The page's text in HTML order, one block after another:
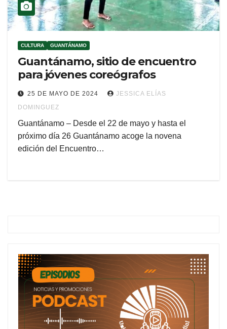
CULTURA GUANTÁNAMO
Guantánamo, sitio de encuentro
para jóvenes coreógrafos
25 DE MAYO DE 2024
JESSICA ELÍAS
DOMINGUEZ
Guantánamo – Desde el 22 de mayo y hasta el
próximo día 26 Guantánamo acoge la novena
edición del Encuentro…